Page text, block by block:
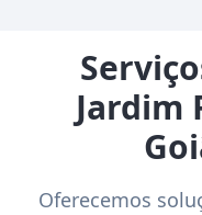
Jardim
Oferecemos